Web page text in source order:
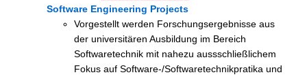
Software Engineering Projects
Vorgestellt werden Forschungsergebnisse aus
der universitären Ausbildung im Bereich
Softwaretechnik mit nahezu aussschließlichem
Fokus auf Software-/Softwaretechnikpratika und